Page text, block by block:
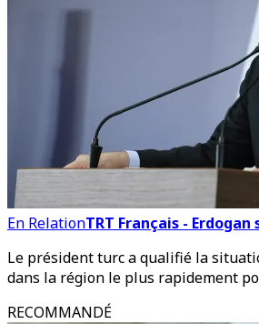
En RelationTRT Français -
Le président turc a qualifié la
dans la région le plus rapidement
RECOMMANDÉ